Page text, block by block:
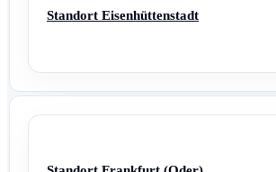
Standort Eisenhüttenstadt